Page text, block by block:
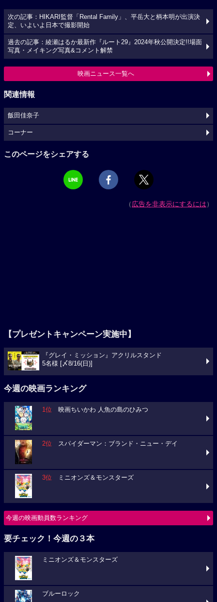
次の記事：HIKARI監督「Rental Family」、平岳大と柄本明が出演決
定、いよいよ日本で撮影開始
過去の記事：綾瀬はるか最新作『ルート29』2024年秋公開決定!!場面
写真・メイキング写真&コメント解禁
映画ニュース一覧へ
関連情報
飯田佳奈子
コーナー
このページをシェアする
（広告を非表示にするには）
【プレゼントキャンペーン実施中】
『グレイ・ミッション』アクリルスタンド
5名様 [〆8/16(日)]
今週の映画ランキング
1位 映画ちいかわ 人魚の島のひみつ
2位 スパイダーマン：ブランド・ニュー・デイ
3位 ミニオンズ＆モンスターズ
今週の映画動員数ランキング
要チェック！今週の３本
ミニオンズ＆モンスターズ
ブルーロック